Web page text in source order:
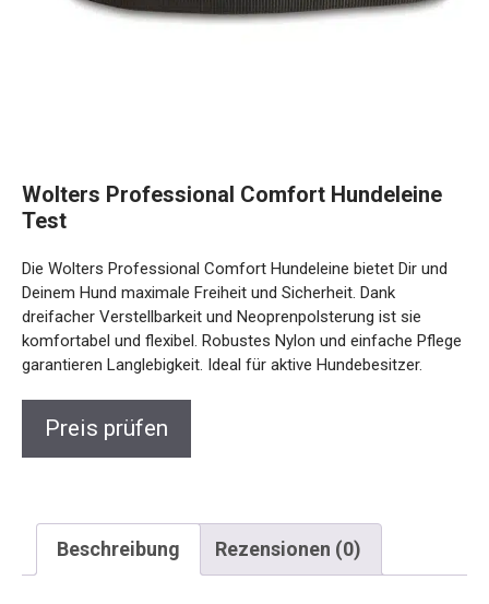
Wolters Professional Comfort Hundeleine
Test
Die Wolters Professional Comfort Hundeleine bietet Dir und
Deinem Hund maximale Freiheit und Sicherheit. Dank
dreifacher Verstellbarkeit und Neoprenpolsterung ist sie
komfortabel und flexibel. Robustes Nylon und einfache Pflege
garantieren Langlebigkeit. Ideal für aktive Hundebesitzer.
Preis prüfen
Beschreibung Rezensionen (0)